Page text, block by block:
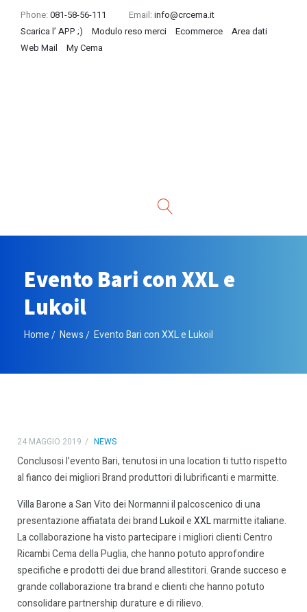
Phone: 081-58-56-111 Email: info@crcema.it
Scarica l’ APP ;)
Modulo reso merci Ecommerce
Area dati
Web Mail
My Cema
Evento Bari con XXL e
Lukoil
Home News Evento Bari con XXL e Lukoil
24 MAGGIO 2019 NEWS
Conclusosi l’evento Bari, tenutosi in una location ti tutto rispetto
al fianco dei migliori Brand produttori di lubrificanti e marmitte.
Villa Barone a San Vito dei Normanni il palcoscenico di una
presentazione affiatata dei brandLukoileXXLmarmitte italiane.
La collaborazione ha visto partecipare i migliori clienti Centro
Ricambi Cema della Puglia, che hanno potuto approfondire
specifiche e prodotti dei due brand allestitori. Grande succeso e
grande collaborazione tra brand e clienti che hanno potuto
consolidare partnership durature e di rilievo.